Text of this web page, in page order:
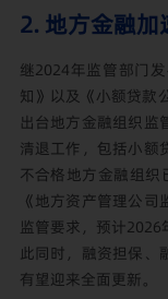
2. 地方金融
继2024年监管部门
知》以及《小额贷款
出台地方金融组织监
清退工作，包括小额
不合格地方金融组
《地方资产管理公
监管要求，预计
此同时，融资担保、
有望迎来全面更新。